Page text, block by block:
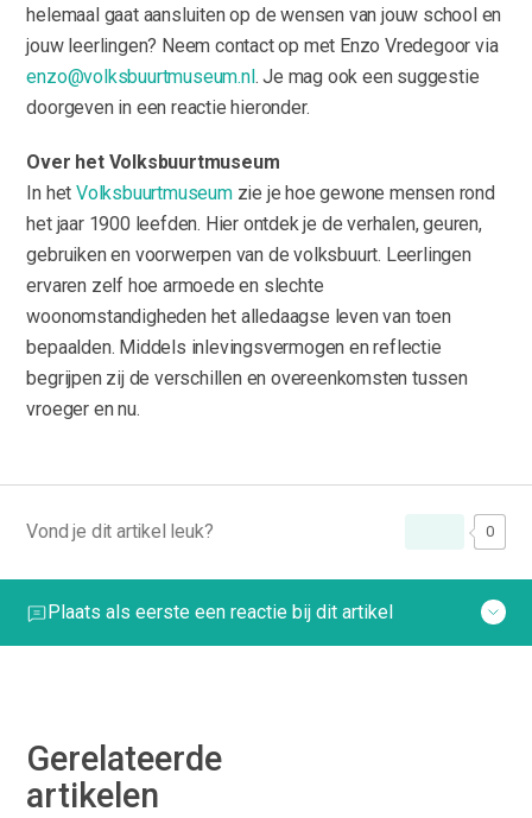
helemaal gaat aansluiten op de wensen van jouw school en
jouw leerlingen? Neem contact op met Enzo Vredegoor via
enzo@volksbuurtmuseum.nl. Je mag ook een suggestie
doorgeven in een reactie hieronder.
Over het Volksbuurtmuseum
In het Volksbuurtmuseumzie je hoe gewone mensen rond
het jaar 1900 leefden. Hier ontdek je de verhalen, geuren,
gebruiken en voorwerpen van de volksbuurt. Leerlingen
ervaren zelf hoe armoede en slechte
woonomstandigheden het alledaagse leven van toen
bepaalden. Middels inlevingsvermogen en reflectie
begrijpen zij de verschillen en overeenkomsten tussen
vroeger en nu.
Vond je dit artikel leuk? 0
Plaats als eerste een reactie bij dit artikel
Gerelateerde
artikelen